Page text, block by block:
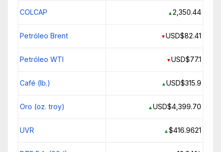
COLCAP ▲2,350.44
Petróleo Brent ▼USD$82.41
Petróleo WTI ▼USD$77.1
Café (lb.) ▲USD$315.9
Oro (oz. troy) ▲USD$4,399.70
UVR ▲$416.9621